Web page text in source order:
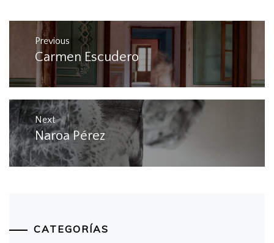
Post
navigation
Previous
Previous
post:
Carmen Escudero
Next
Next
post:
Naroa Pérez
CATEGORÍAS